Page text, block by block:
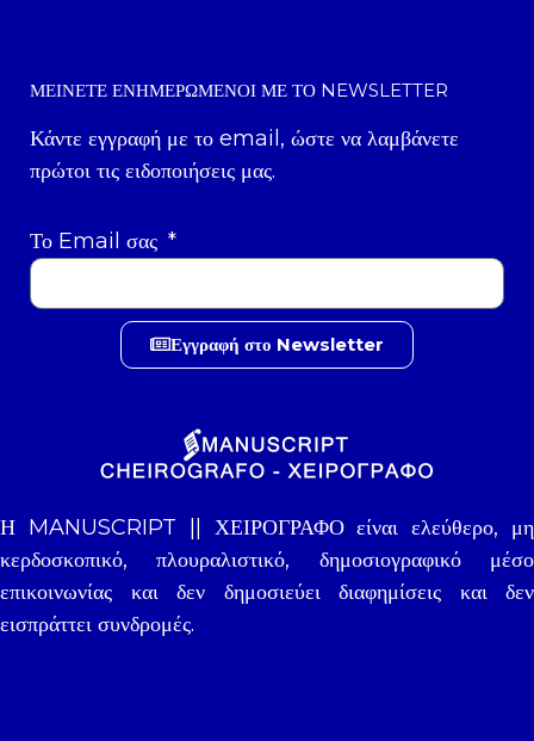
ΜΕΊΝΕΤΕ ΕΝΗΜΕΡΩΜΈΝΟΙ ΜΕ ΤΟ NEWSLETTER
Κάντε εγγραφή με το email, ώστε να λαμβάνετε
πρώτοι τις ειδοποιήσεις μας.
Το Email σας
Εγγραφή στο Newsletter
Η MANUSCRIPT || ΧΕΙΡΟΓΡΑΦΟ είναι ελεύθερο, μη
κερδοσκοπικό, πλουραλιστικό, δημοσιογραφικό μέσο
επικοινωνίας και δεν δημοσιεύει διαφημίσεις και δεν
εισπράττει συνδρομές.